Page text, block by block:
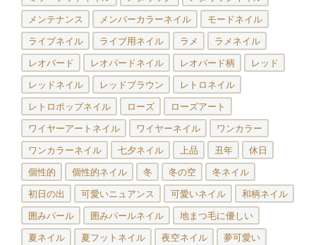
メンテナンス メンバーカラーネイル モードネイル
ライブネイル ライブ用ネイル ラメ ラメネイル
レオパード レオパードネイル レオパード柄 レッド
レッドネイル レッドブラウン レトロネイル
レトロポップネイル ローズ ローズアート
ワイヤーアートネイル ワイヤーネイル ワンカラー
ワンカラーネイル 七夕ネイル 上品 丑年 休日
個性的 個性的ネイル 冬 冬の空 冬ネイル
初日の出 可愛いニュアンス 可愛いネイル 和柄ネイル
囲みパール 囲みパールネイル 地まつ毛に優しい
夏ネイル 夏フットネイル 夜空ネイル 夢可愛い